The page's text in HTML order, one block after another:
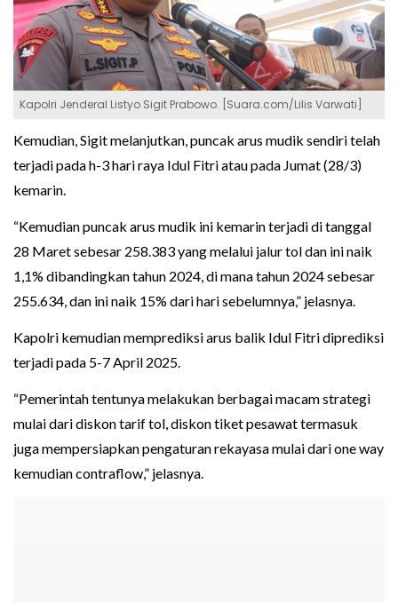
Kapolri Jenderal Listyo Sigit Prabowo. [Suara.com/Lilis Varwati]
Kemudian, Sigit melanjutkan, puncak arus mudik sendiri telah
terjadi pada h-3 hari raya Idul Fitri atau pada Jumat (28/3)
kemarin.
“Kemudian puncak arus mudik ini kemarin terjadi di tanggal
28 Maret sebesar 258.383 yang melalui jalur tol dan ini naik
1,1% dibandingkan tahun 2024, di mana tahun 2024 sebesar
255.634, dan ini naik 15% dari hari sebelumnya,” jelasnya.
Kapolri kemudian memprediksi arus balik Idul Fitri diprediksi
terjadi pada 5-7 April 2025.
“Pemerintah tentunya melakukan berbagai macam strategi
mulai dari diskon tarif tol, diskon tiket pesawat termasuk
juga mempersiapkan pengaturan rekayasa mulai dari one way
kemudian contraflow,” jelasnya.